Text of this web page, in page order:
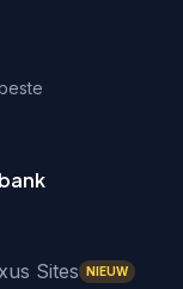
Sites NIEUW